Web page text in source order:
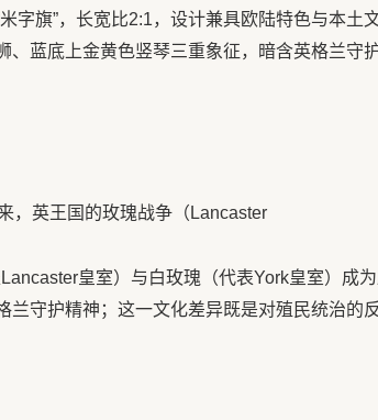
字旗”，长宽比2:1，设计兼具欧陆特色与本土
、蓝底上金黄色竖琴三重象征，暗含英格兰守
，英王国的玫瑰战争（Lancaster
皇室）与白玫瑰（代表York皇室）成
兰守护精神；这一文化差异既是对殖民统治的